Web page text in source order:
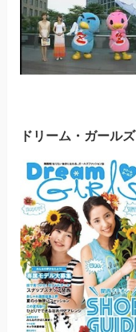
ドリーム・ガールズ